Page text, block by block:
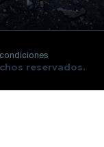
reservados.